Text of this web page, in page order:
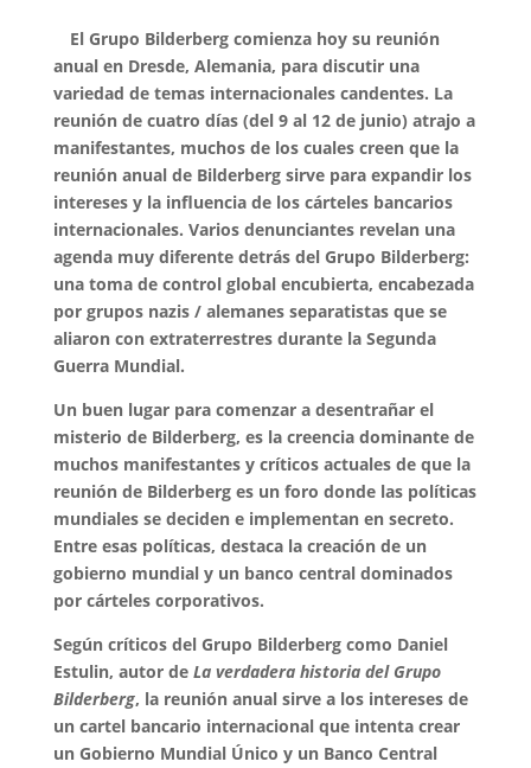
El Grupo Bilderberg comienza hoy su reunión
anual en Dresde, Alemania, para discutir una
variedad de temas internacionales candentes. La
reunión de cuatro días (del 9 al 12 de junio) atrajo a
manifestantes, muchos de los cuales creen que la
reunión anual de Bilderberg sirve para expandir los
intereses y la influencia de los cárteles bancarios
internacionales. Varios denunciantes revelan una
agenda muy diferente detrás del Grupo Bilderberg:
una toma de control global encubierta, encabezada
por grupos nazis / alemanes separatistas que se
aliaron con extraterrestres durante la Segunda
Guerra Mundial.
Un buen lugar para comenzar a desentrañar el
misterio de Bilderberg, es la creencia dominante de
muchos manifestantes y críticos actuales de que la
reunión de Bilderberg es un foro donde las políticas
mundiales se deciden e implementan en secreto.
Entre esas políticas, destaca la creación de un
gobierno mundial y un banco central dominados
por cárteles corporativos.
Según críticos del Grupo Bilderberg como Daniel
Estulin, autor de La verdadera historia del Grupo
Bilderberg, la reunión anual sirve a los intereses de
un cartel bancario internacional que intenta crear
un Gobierno Mundial Único y un Banco Central